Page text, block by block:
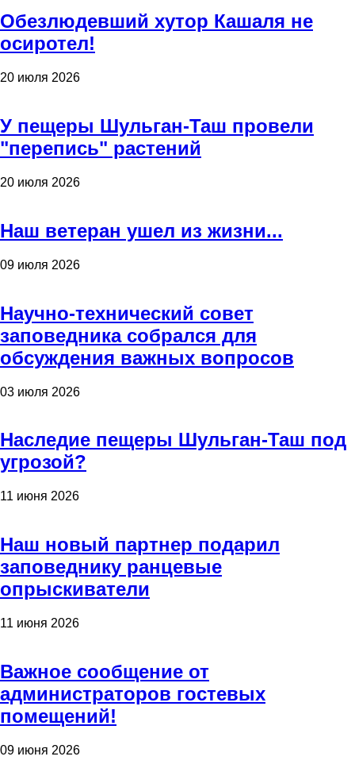
Обезлюдевший хутор Кашаля не
осиротел!
20 июля 2026
У пещеры Шульган-Таш провели
"перепись" растений
20 июля 2026
Наш ветеран ушел из жизни...
09 июля 2026
Научно-технический совет
заповедника собрался для
обсуждения важных вопросов
03 июля 2026
Наследие пещеры Шульган-Таш под
угрозой?
11 июня 2026
Наш новый партнер подарил
заповеднику ранцевые
опрыскиватели
11 июня 2026
Важное сообщение от
администраторов гостевых
помещений!
09 июня 2026